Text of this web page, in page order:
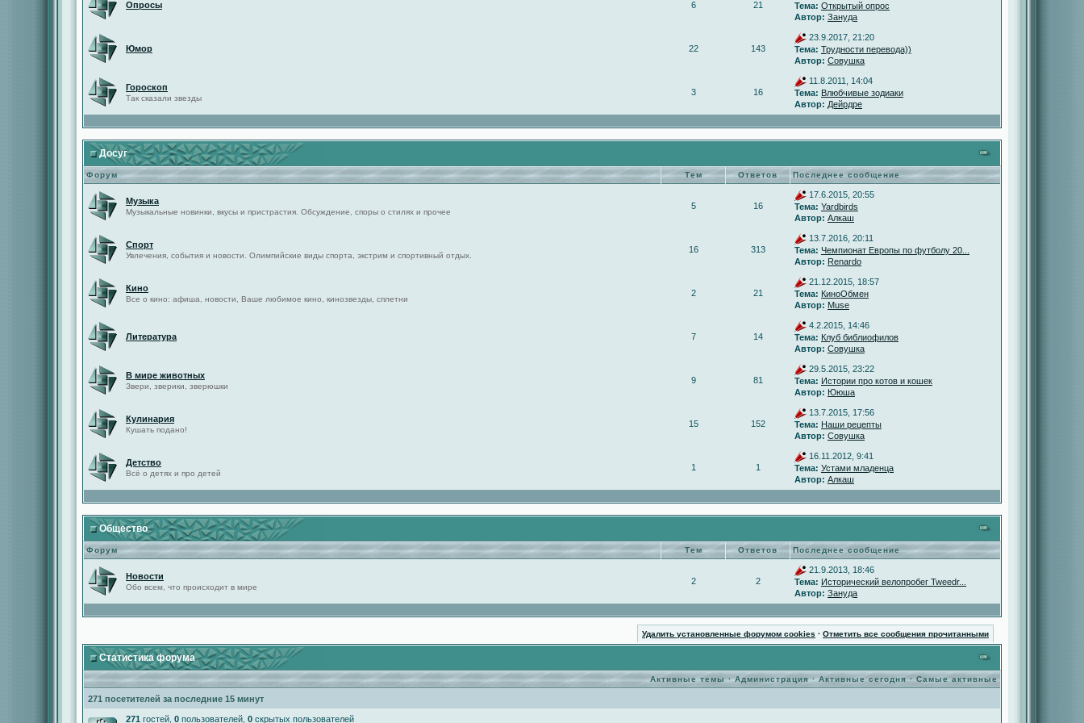
Опросы 6 21
Тема: Открытый опрос
Автор: Зануда
Юмор 22 143
23.9.2017, 21:20
Тема: Трудности перевода))
Автор: Совушка
Гороскоп
Так сказали звезды
3 16
11.8.2011, 14:04
Тема: Влюбчивые зодиаки
Автор: Дейрдре
Досуг
Форум Тем Ответов Последнее сообщение
Музыка
Музыкальные новинки, вкусы и пристрастия. Обсуждение, споры о стилях и прочее
5 16
17.6.2015, 20:55
Тема: Yardbirds
Автор: Алкаш
Спорт
Увлечения, события и новости. Олимпийские виды спорта, экстрим и спортивный отдых.
16 313
13.7.2016, 20:11
Тема: Чемпионат Европы по футболу 20...
Автор: Renardo
Кино
Все о кино: афиша, новости, Ваше любимое кино, кинозвезды, сплетни
2 21
21.12.2015, 18:57
Тема: КиноОбмен
Автор: Muse
Литература 7 14
4.2.2015, 14:46
Тема: Клуб библиофилов
Автор: Совушка
В мире животных
Звери, зверики, зверюшки
9 81
29.5.2015, 23:22
Тема: Истории про котов и кошек
Автор: Ююша
Кулинария
Кушать подано!
15 152
13.7.2015, 17:56
Тема: Наши рецепты
Автор: Совушка
Детство
Всё о детях и про детей
1 1
16.11.2012, 9:41
Тема: Устами младенца
Автор: Алкаш
Общество
Форум Тем Ответов Последнее сообщение
Новости
Обо всем, что происходит в мире
2 2
21.9.2013, 18:46
Тема: Исторический велопробег Tweedr...
Автор: Зануда
Удалить установленные форумом cookies · Отметить все сообщения прочитанными
Статистика форума
Активные темы·Администрация·Активные сегодня · Самые активные
271 посетителей за последние 15 минут
271 гостей, 0 пользователей, 0 скрытых пользователей